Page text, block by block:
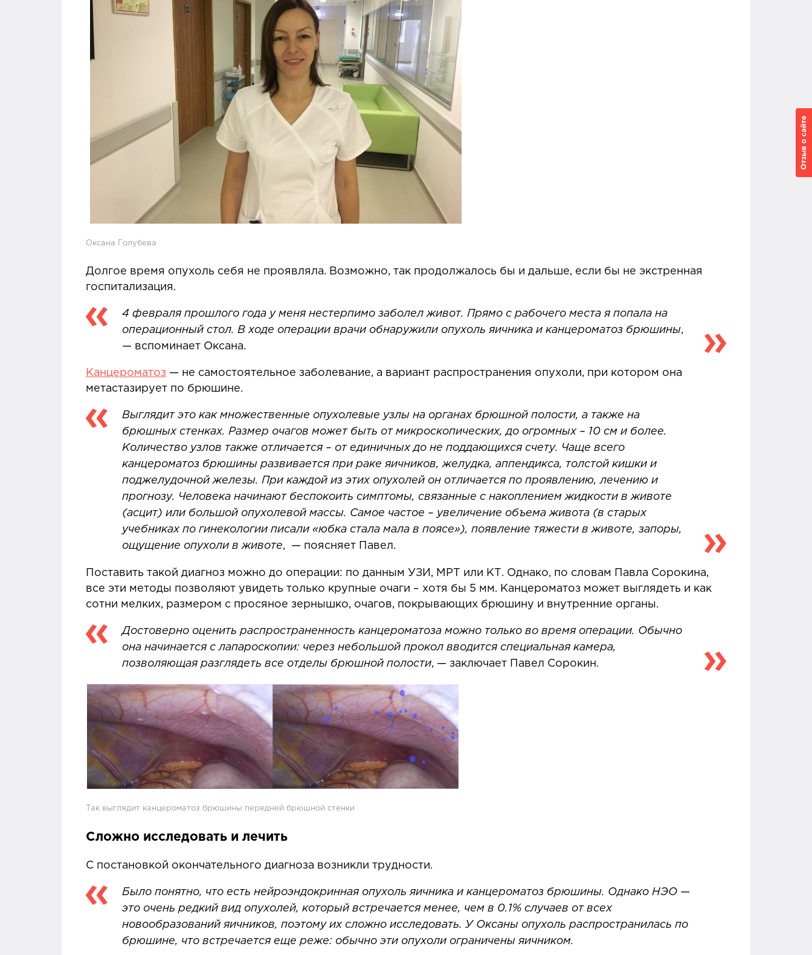
Оксана Голубева
Долгое время опухоль себя не проявляла. Возможно, так продолжалось бы и дальше, если бы не экстренная
госпитализация.
4 февраля прошлого года у меня нестерпимо заболел живот. Прямо с рабочего места я попала на
операционный стол. В ходе операции врачи обнаружили опухоль яичника и канцероматоз брюшины,
— вспоминает Оксана.
Канцероматоз — не самостоятельное заболевание, а вариант распространения опухоли, при котором она
метастазирует по брюшине.
Выглядит это как множественные опухолевые узлы на органах брюшной полости, а также на
брюшных стенках. Размер очагов может быть от микроскопических, до огромных – 10 см и более.
Количество узлов также отличается – от единичных до не поддающихся счету. Чаще всего
канцероматоз брюшины развивается при раке яичников, желудка, аппендикса, толстой кишки и
поджелудочной железы. При каждой из этих опухолей он отличается по проявлению, лечению и
прогнозу. Человека начинают беспокоить симптомы, связанные с накоплением жидкости в животе
(асцит) или большой опухолевой массы. Самое частое – увеличение объема живота (в старых
учебниках по гинекологии писали «юбка стала мала в поясе»), появление тяжести в животе, запоры,
ощущение опухоли в животе, — поясняет Павел.
Поставить такой диагноз можно до операции: по данным УЗИ, МРТ или КТ. Однако, по словам Павла Сорокина,
все эти методы позволяют увидеть только крупные очаги – хотя бы 5 мм. Канцероматоз может выглядеть и как
сотни мелких, размером с просяное зернышко, очагов, покрывающих брюшину и внутренние органы.
Достоверно оценить распространенность канцероматоза можно только во время операции. Обычно
она начинается с лапароскопии: через небольшой прокол вводится специальная камера,
позволяющая разглядеть все отделы брюшной полости, — заключает Павел Сорокин.
Так выглядит канцероматоз брюшины передней брюшной стенки
Сложно исследовать и лечить
С постановкой окончательного диагноза возникли трудности.
Было понятно, что есть нейроэндокринная опухоль яичника и канцероматоз брюшины. Однако НЭО —
это очень редкий вид опухолей, который встречается менее, чем в 0.1% случаев от всех
новообразований яичников, поэтому их сложно исследовать. У Оксаны опухоль распространилась по
брюшине, что встречается еще реже: обычно эти опухоли ограничены яичником.